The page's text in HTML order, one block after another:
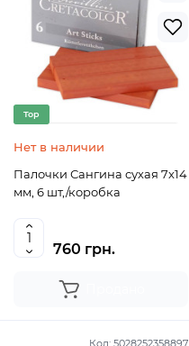
Top
Нет в наличии
Палочки Сангина сухая 7x14
мм, 6 шт,/коробка
760 грн.
Код: 5028252358897